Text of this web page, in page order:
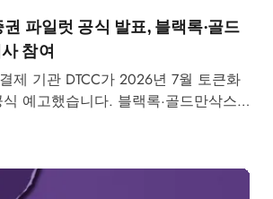
권 파일럿 공식 발표, 블랙록·골드
참여
제 기관 DTCC가 2026년 7월 토큰화
예고했습니다. 블랙록·골드만삭스
시장 구조 변화가 본격화됩니다.